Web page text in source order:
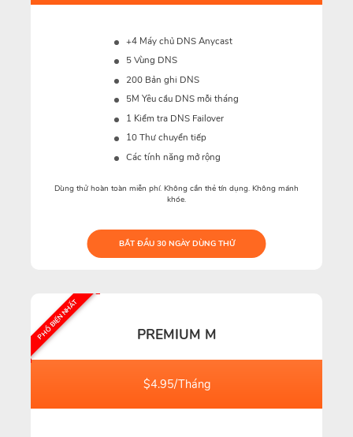
+4 Máy chủ DNS Anycast
5 Vùng DNS
200 Bản ghi DNS
5M Yêu cầu DNS mỗi tháng
1 Kiểm tra DNS Failover
10 Thư chuyển tiếp
Các tính năng mở rộng
Dùng thử hoàn toàn miễn phí. Không cần thẻ tín dụng. Không mánh
khóe.
BẮT ĐẦU 30 NGÀY DÙNG THỬ
PHỔ BIẾN NHẤT PREMIUM M
$4.95/Tháng